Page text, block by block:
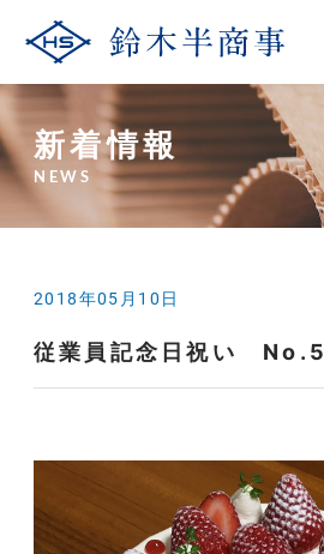
新着情報
NEWS
2018年05月10日
従業員記念日祝い No.5